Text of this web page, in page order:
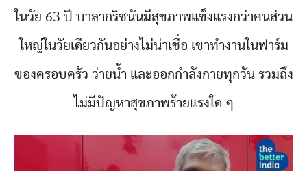
ในวัย 63 ปี บาลากริชนันมีสุขภาพแข็งแรงกว่าคนส่วน
ใหญ่ในวัยเดียวกันอย่างไม่น่าเชื่อ เขาทำงานในฟาร์ม
ของครอบครัว ว่ายน้ำ และออกกำลังกายทุกวัน รวมถึง
ไม่มีปัญหาสุขภาพร้ายแรงใด ๆ